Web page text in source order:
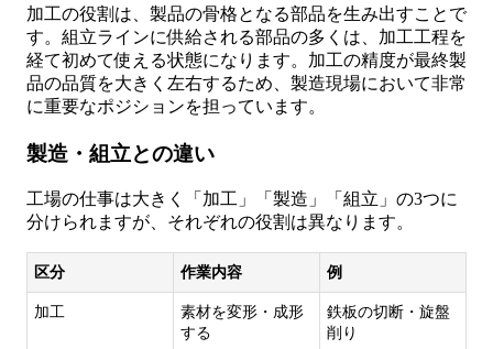
加工の役割は、製品の骨格となる部品を生み出すことで
す。組立ラインに供給される部品の多くは、加工工程を
経て初めて使える状態になります。加工の精度が最終製
品の品質を大きく左右するため、製造現場において非常
に重要なポジションを担っています。
製造・組立との違い
工場の仕事は大きく「加工」「製造」「組立」の3つに
分けられますが、それぞれの役割は異なります。
区分 作業内容 例
加工
素材を変形・成形
する
鉄板の切断・旋盤
削り